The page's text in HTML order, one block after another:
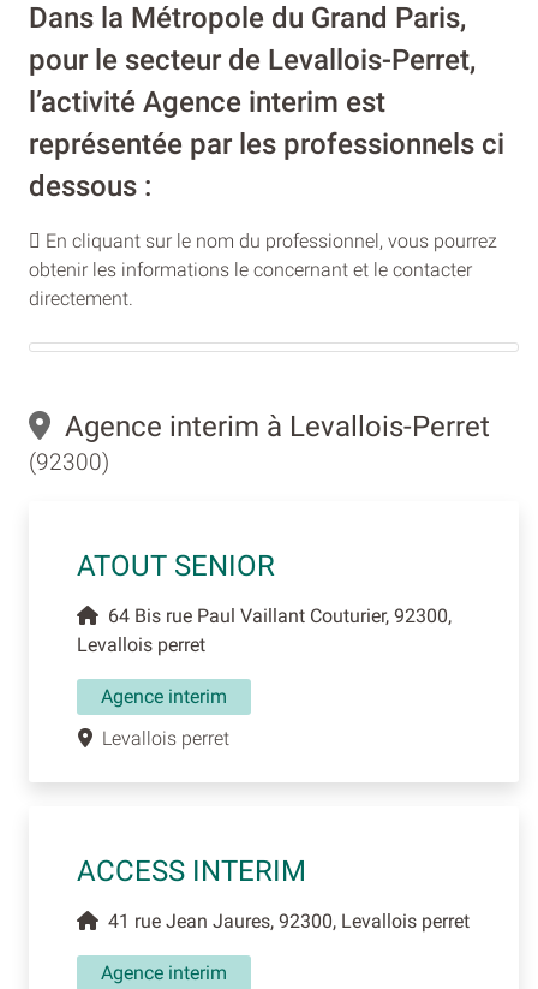
Dans la Métropole du Grand Paris,
pour le secteur de Levallois-Perret,
l’activité Agence interim est
représentée par les professionnels ci
dessous :
En cliquant sur le nom du professionnel, vous pourrez
obtenir les informations le concernant et le contacter
directement.
Agence interim à Levallois-Perret
(92300)
ATOUT SENIOR
64 Bis rue Paul Vaillant Couturier, 92300,
Levallois perret
Agence interim
Levallois perret
ACCESS INTERIM
41 rue Jean Jaures, 92300, Levallois perret
Agence interim